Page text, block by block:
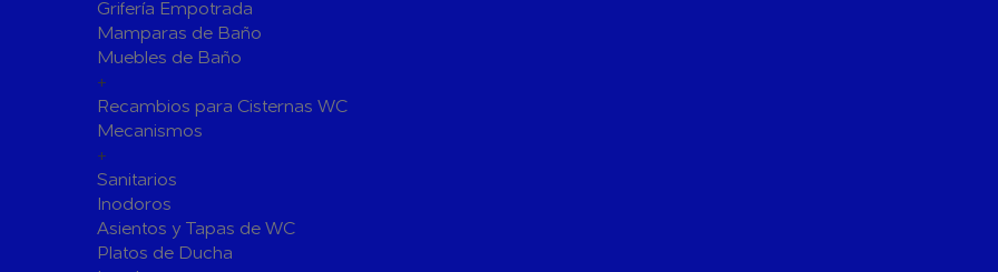
Accesorios para Desagüe
Fijaciones para Fontanería
Sumideros y Gran Evacuación
Tubos y Accesorios de Cobre y
Latón
Tuberías y Accesorios de
Grifería Empotrada
Mamparas de Baño
Muebles de Baño
+
Recambios para Cisternas WC
Mecanismos
+
Sanitarios
Inodoros
Asientos y Tapas de WC
Platos de Ducha